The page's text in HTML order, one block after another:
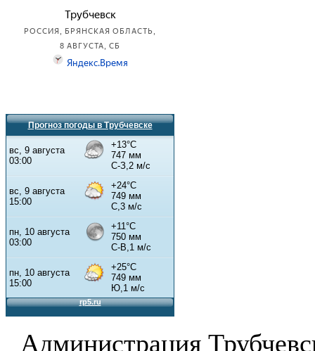
Прогноз погоды в Трубчевске
Администрация